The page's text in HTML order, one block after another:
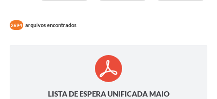
2694 arquivos encontrados
LISTA DE ESPERA UNIFICADA MAIO